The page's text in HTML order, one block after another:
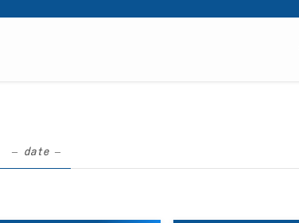
– date –